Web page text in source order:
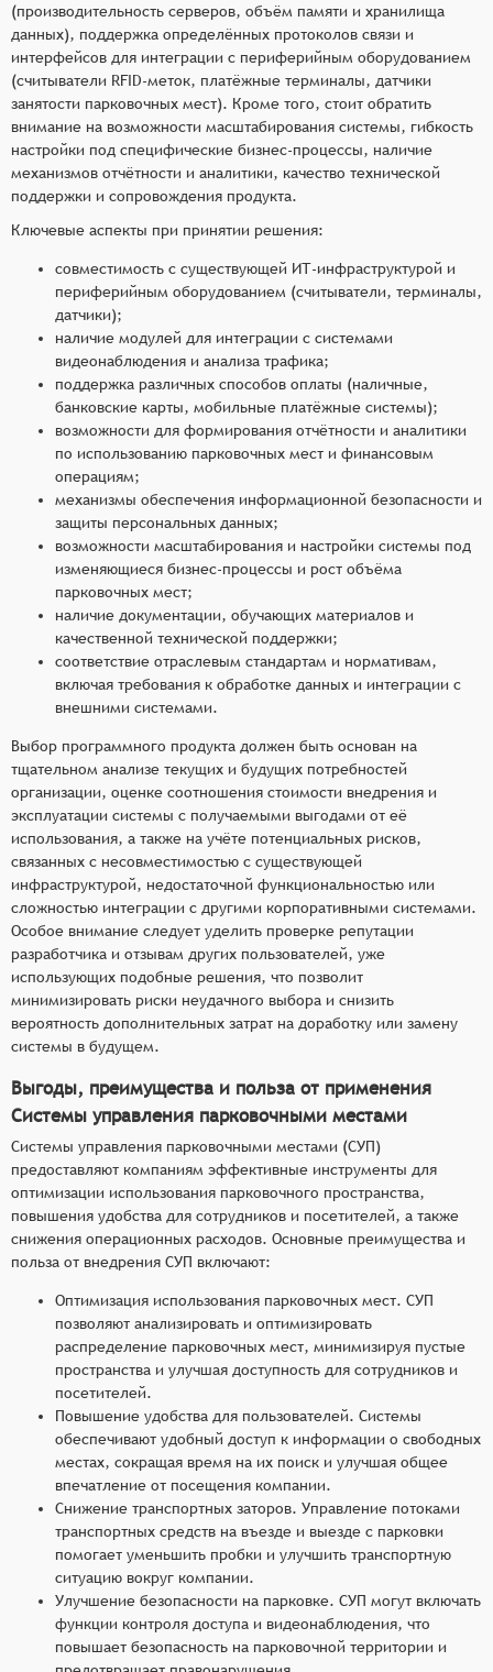
(производительность серверов, объём памяти и хранилища
данных), поддержка определённых протоколов связи и
интерфейсов для интеграции с периферийным оборудованием
(считыватели RFID-меток, платёжные терминалы, датчики
занятости парковочных мест). Кроме того, стоит обратить
внимание на возможности масштабирования системы, гибкость
настройки под специфические бизнес-процессы, наличие
механизмов отчётности и аналитики, качество технической
поддержки и сопровождения продукта.
Ключевые аспекты при принятии решения:
совместимость с существующей ИТ-инфраструктурой и
периферийным оборудованием (считыватели, терминалы,
датчики);
наличие модулей для интеграции с системами
видеонаблюдения и анализа трафика;
поддержка различных способов оплаты (наличные,
банковские карты, мобильные платёжные системы);
возможности для формирования отчётности и аналитики
по использованию парковочных мест и финансовым
операциям;
механизмы обеспечения информационной безопасности и
защиты персональных данных;
возможности масштабирования и настройки системы под
изменяющиеся бизнес-процессы и рост объёма
парковочных мест;
наличие документации, обучающих материалов и
качественной технической поддержки;
соответствие отраслевым стандартам и нормативам,
включая требования к обработке данных и интеграции с
внешними системами.
Выбор программного продукта должен быть основан на
тщательном анализе текущих и будущих потребностей
организации, оценке соотношения стоимости внедрения и
эксплуатации системы с получаемыми выгодами от её
использования, а также на учёте потенциальных рисков,
связанных с несовместимостью с существующей
инфраструктурой, недостаточной функциональностью или
сложностью интеграции с другими корпоративными системами.
Особое внимание следует уделить проверке репутации
разработчика и отзывам других пользователей, уже
использующих подобные решения, что позволит
минимизировать риски неудачного выбора и снизить
вероятность дополнительных затрат на доработку или замену
системы в будущем.
Выгоды, преимущества и польза от применения
Системы управления парковочными местами
Системы управления парковочными местами (СУП)
предоставляют компаниям эффективные инструменты для
оптимизации использования парковочного пространства,
повышения удобства для сотрудников и посетителей, а также
снижения операционных расходов. Основные преимущества и
польза от внедрения СУП включают:
Оптимизация использования парковочных мест. СУП
позволяют анализировать и оптимизировать
распределение парковочных мест, минимизируя пустые
пространства и улучшая доступность для сотрудников и
посетителей.
Повышение удобства для пользователей. Системы
обеспечивают удобный доступ к информации о свободных
местах, сокращая время на их поиск и улучшая общее
впечатление от посещения компании.
Снижение транспортных заторов. Управление потоками
транспортных средств на въезде и выезде с парковки
помогает уменьшить пробки и улучшить транспортную
ситуацию вокруг компании.
Улучшение безопасности на парковке. СУП могут включать
функции контроля доступа и видеонаблюдения, что
повышает безопасность на парковочной территории и